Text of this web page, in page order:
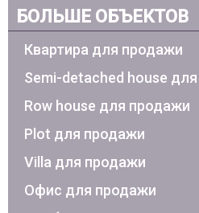
БОЛЬШЕ ОБЪЕКТОВ
Квартира для продажи
Semi-detached house
Row house для продажи
Plot для продажи
Villa для продажи
Офис для продажи